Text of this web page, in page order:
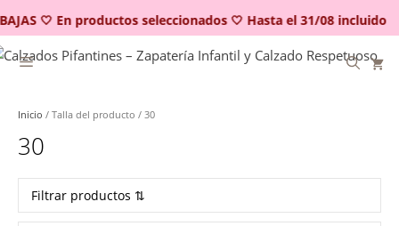
🤍 En productos seleccionados 🤍 Hasta el 31/08 incluido
al
contenido
Inicio / Talla del producto / 30
30
Filtrar productos ⇅